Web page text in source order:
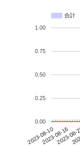
合計
2023-08-102023-08-16
2023-
0.00
0.25
0.50
0.75
1.00